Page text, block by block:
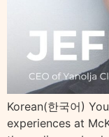
Korean(한국어)
experiences at